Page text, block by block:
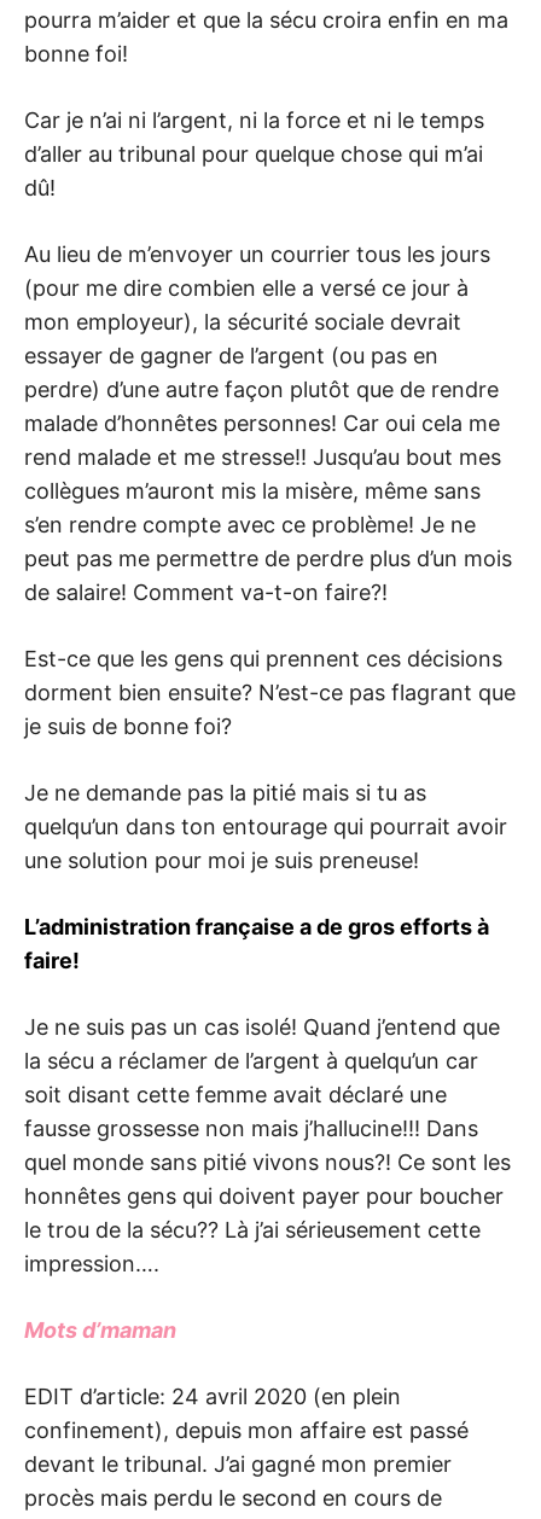
pourra m’aider et que la sécu croira enfin en ma
bonne foi!
Car je n’ai ni l’argent, ni la force et ni le temps
d’aller au tribunal pour quelque chose qui m’ai
dû!
Au lieu de m’envoyer un courrier tous les jours
(pour me dire combien elle a versé ce jour à
mon employeur), la sécurité sociale devrait
essayer de gagner de l’argent (ou pas en
perdre) d’une autre façon plutôt que de rendre
malade d’honnêtes personnes! Car oui cela me
rend malade et me stresse!! Jusqu’au bout mes
collègues m’auront mis la misère, même sans
s’en rendre compte avec ce problème! Je ne
peut pas me permettre de perdre plus d’un mois
de salaire! Comment va-t-on faire?!
Est-ce que les gens qui prennent ces décisions
dorment bien ensuite? N’est-ce pas flagrant que
je suis de bonne foi?
Je ne demande pas la pitié mais si tu as
quelqu’un dans ton entourage qui pourrait avoir
une solution pour moi je suis preneuse!
L’administration française a de gros efforts à
faire!
Je ne suis pas un cas isolé! Quand j’entend que
la sécu a réclamer de l’argent à quelqu’un car
soit disant cette femme avait déclaré une
fausse grossesse non mais j’hallucine!!! Dans
quel monde sans pitié vivons nous?! Ce sont les
honnêtes gens qui doivent payer pour boucher
le trou de la sécu?? Là j’ai sérieusement cette
impression….
Mots d’maman
EDIT d’article: 24 avril 2020 (en plein
confinement), depuis mon affaire est passé
devant le tribunal. J’ai gagné mon premier
procès mais perdu le second en cours de